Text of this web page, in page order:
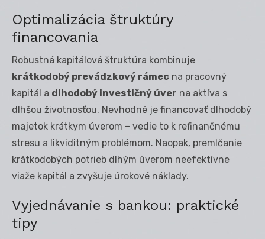
Optimalizácia štruktúry
financovania
Robustná kapitálová štruktúra kombinuje
krátkodobý prevádzkový rámec na pracovný
kapitál a dlhodobý investičný úver na aktíva s
dlhšou životnosťou. Nevhodné je financovať dlhodobý
majetok krátkym úverom – vedie to k refinančnému
stresu a likviditným problémom. Naopak, premlčanie
krátkodobých potrieb dlhým úverom neefektívne
viaže kapitál a zvyšuje úrokové náklady.
Vyjednávanie s bankou: praktické
tipy